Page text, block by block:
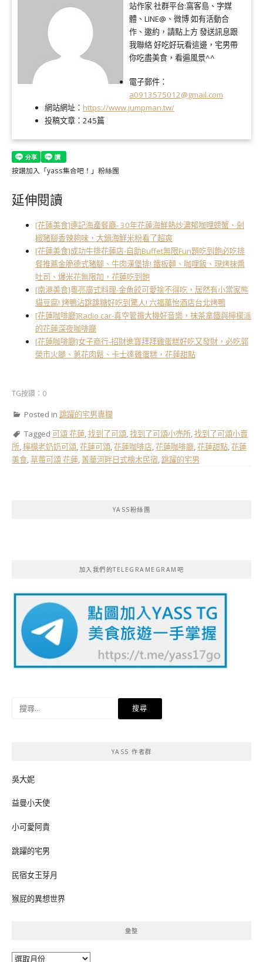
站作家 社群平台:窩客島、字媒
體、LINE@、微博 如有活動合
作、邀約，請點上方 發送訊息跟
我聯絡 好吃好玩看這邊，宅男帶
你吃盡美食，看遍風景^^
電子郵件：
a0913575012@gmail.com
網站網址： https://www.jumpman.tw/
投稿文章： 245篇
按讚加入「yass集合吧！」粉絲團
延伸閱讀
[花蓮美食]連記海產餐廳- 30年花蓮海鮮熱炒濃郁咖哩螃蟹、剁
椒豬腳香辣夠味，大鍋海鮮米粉看了超爽
[花蓮美食]成功牛排花蓮店-自助Buffet無限Fun題吃到飽必吃排
餐推薦金脆德式豬腳、牛肉漢堡排! 鐵板麵、咖哩飯、現烤抹醬
吐司、爆米花無限加，花蓮吃到飽
[南港美食]粵亮廣式料理-金魚餃可愛捨不得吃，居然有小當家熊
貓豆腐! 烤鴨沾跳跳糖好吃到驚人! 六福萬怡酒店台北烤鴨
[花蓮咖啡廳]Radio car-真空管擴大機好音樂，抹茶拿鐵與檸檬派
的花蓮深夜咖啡廳
[花蓮咖啡廳]女子商行-招財進寶拜拜雞蛋糕好吃又發財，必吃郭
榮市火腿、蔥花肉鬆、卡士達雞蛋糕，花蓮甜點
TG按讚：0
Posted in 跳躍的宅男專欄
Tagged 可頌 花蓮,找到了可頌,找到了可頌小売所,找到了可頌小賣
所,檸檬老奶奶可頌,花蓮可頌,花蓮咖啡店,花蓮咖啡廳,花蓮甜點,花蓮
美食,草莓可頌 花蓮,菁華河畔日式檜木民宿, 跳躍的宅男
YASS粉絲團
加入我們的TELEGRAMEGRAM吧
YASS 作者群
吳大妮
益曼小天使
小可愛阿貴
跳躍的宅男
民宿女王芽月
猴屁的異想世界
彙整
彙